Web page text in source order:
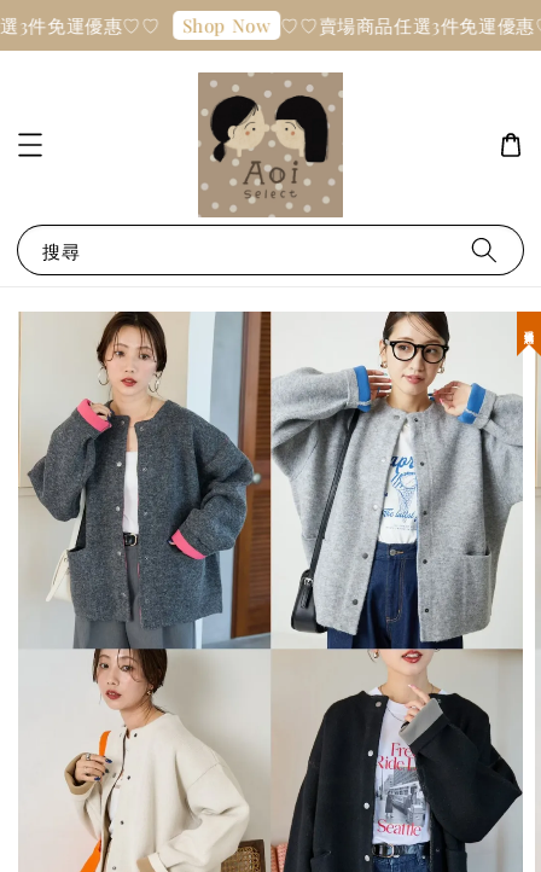
3件免運優惠♡♡ Shop Now ♡♡賣場商品任選3件免運優
搜尋